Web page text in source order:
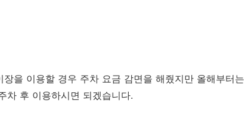
을 이용할 경우 주차 요금 감면을 해줬지만 올해부터는
차 후 이용하시면 되겠습니다.